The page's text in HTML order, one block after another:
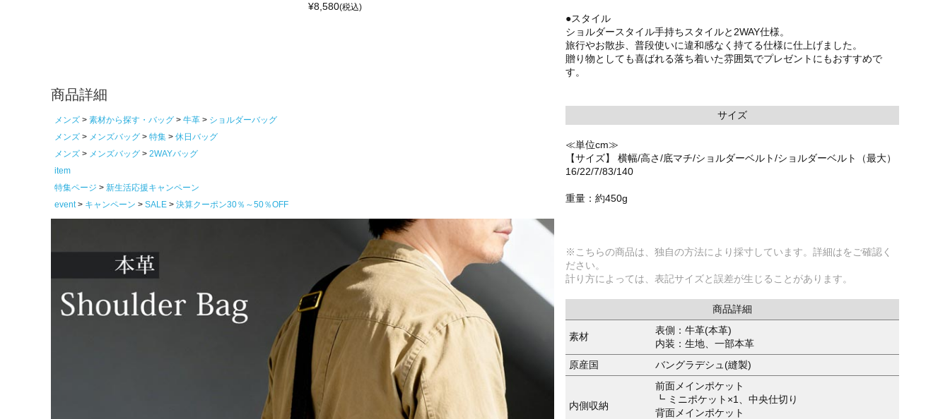
¥8,580(税込)
商品詳細
メンズ 素材から探す・バッグ 牛革
ショルダーバッグ
メンズ
メンズバッグ 特集
休日バッグ
メンズ
メンズバッグ
2WAYバッグ
item
特集ページ
新生活応援キャンペーン
event
キャンペーン SALE 決算クーポン30％～50％OFF
●スタイル
ショルダースタイル手持ちスタイルと2WAY仕様。
旅行やお散歩、普段使いに違和感なく持てる仕様に仕上げました。
贈り物としても喜ばれる落ち着いた雰囲気でプレゼントにもおすすめで
す。
サイズ
≪単位cm≫
【サイズ】 横幅/高さ/底マチ/ショルダーベルト/ショルダーベルト（最大）
16/22/7/83/140
重量：約450g
※こちらの商品は、独自の方法により採寸しています。詳細はをご確認く
ださい。
計り方によっては、表記サイズと誤差が生じることがあります。
商品詳細
素材
表側：牛革(本革)
内装：生地、一部本革
原産国
バングラデシュ(縫製)
内側収納
前面メインポケット
┗ ミニポケット×1、中央仕切り
背面メインポケット